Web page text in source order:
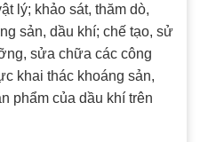
lý; khảo sát, thăm dò,
sản, dầu khí; chế tạo, sử
sửa chữa các công
khai thác khoáng sản,
phẩm của dầu khí trên